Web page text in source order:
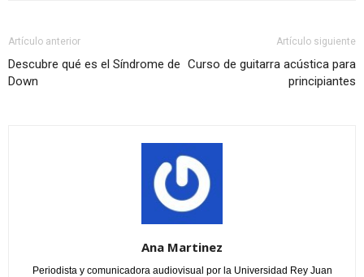
Artículo anterior
Descubre qué es el Síndrome de
Down
Artículo siguiente
Curso de guitarra acústica para
principiantes
Ana Martinez
Periodista y comunicadora audiovisual por la Universidad Rey Juan